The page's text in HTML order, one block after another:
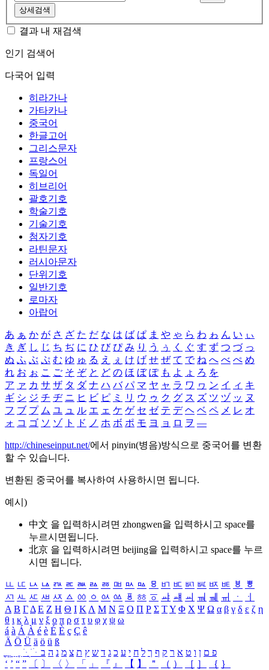
상세검색
결과 내 재검색
인기 검색어
다국어 입력
히라가나
가타카나
중국어
한글고어
그리스문자
프랑스어
독일어
히브리어
괄호기호
학술기호
기술기호
첨자기호
라틴문자
러시아문자
단위기호
일반기호
로마자
아랍어
あ ぁ か が さ ざ た だ な は ば ぱ ま や ゃ ら わ ゎ ん い ぃ
き ぎ し じ ち ぢ に ひ び ぴ み り う ぅ く ぐ す ず つ づ っ
ぬ ふ ぶ ぷ む ゆ ゅ る え ぇ け げ せ ぜ て で ね へ べ ぺ め
れ お ぉ こ ご そ ぞ と ど の ほ ぼ ぽ も よ ょ ろ を
ア ァ カ サ ザ タ ダ ナ ハ バ パ マ ヤ ャ ラ ワ ヮ ン イ ィ キ
ギ シ ジ チ ヂ ニ ヒ ビ ピ ミ リ ウ ゥ ク グ ス ズ ツ ヅ ッ ヌ
フ ブ プ ム ユ ュ ル エ ェ ケ ゲ セ ゼ テ デ ヘ ベ ペ メ レ オ
ォ コ ゴ ソ ゾ ト ド ノ ホ ボ ポ モ ヨ ョ ロ ヲ ―
http://chineseinput.net/에서 pinyin(병음)방식으로 중국어를 변환
할 수 있습니다.
변환된 중국어를 복사하여 사용하시면 됩니다.
예시)
中文 을 입력하시려면 zhongwen을 입력하시고 space를
누르시면됩니다.
北京 을 입력하시려면 beijing을 입력하시고 space를 누르
시면 됩니다.
ㅥ ㅦ ㅧ ㅨ ㅩ ㅪ ㅫ ㅬ ㅭ ㅮ ㅯ ㅰ ㅱ ㅲ ㅳ ㅴ ㅵ ㅶ ㅷ ㅸ
ㅹ
ㅺ ㅻ ㅼ ㅽ ㅾ ㅿ ㆀ ㆁ ㆂ ㆃ ㆄ ㆅ ㆆ ㆇ ㆈ ㆉ ㆊ ㆋ ㆌ ㆍ
ㆎ
Α Β ΓΔ Ε Ζ Η Θ Ι ΚΛ Μ Ν Ξ Ο Π Ρ Σ ΤΥ Φ Χ Ψ Ω α β γ δ ε ζ η
θ ι κ λ μ ν ξ ο π ρ σ τ υ φ χ ψ ω
á à Á À é è É È ç Ç ê
Ä Ö Ü ä ö ü ß
ִֶֹ ֻּ ׁׂ פ ם ן ו ט א ר ק ף ך ל ח י ע כ ג ד ש ץ ת צ מ נ ה ב
‘ ’ “ ” 〔 〕 〈 〉 「 」 『 』 【 】 ＂ （ ） ［ ］ ｛ ｝